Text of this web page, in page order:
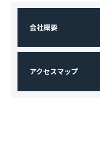
会社概要
アクセスマップ